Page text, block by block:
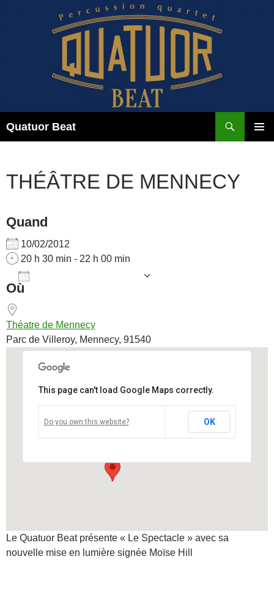
Quatuor Beat
THÉÂTRE DE MENNECY
Quand
10/02/2012
20 h 30 min - 22 h 00 min
Où
Théatre de Mennecy
Parc de Villeroy, Mennecy, 91540
Voir Évènements
This page can't load Google Maps correctly.
Do you own this website? OK
Le Quatuor Beat présente « Le Spectacle » avec sa
nouvelle mise en lumière signée Moïse Hill